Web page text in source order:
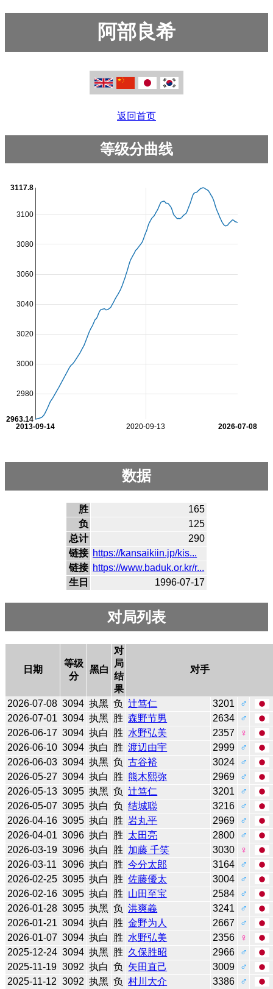
阿部良希
返回首页
等级分曲线
2020-09-13
2013-09-14 2026-07-08
2980
3000
3020
3040
3060
3080
3100
2963.14
3117.8
数据
胜
165
负
125
总计
290
链接 https://kansaikiin.jp/kis...
链接 https://www.baduk.or.kr/r...
生日
1996-07-17
对局列表
日期
等级
分
黑白
对
局
结
果
对手
2026-07-08 3094 执黑 负 辻笃仁 3201
♂
2026-07-01 3094 执黑 胜 森野节男 2634
♂
2026-06-17 3094 执白 胜 水野弘美 2357
♀
2026-06-10 3094 执白 胜 渡辺由宇 2999
♂
2026-06-03 3094 执黑 负 古谷裕 3024
♂
2026-05-27 3094 执白 胜 熊木熙弥 2969
♂
2026-05-13 3095 执黑 负 辻笃仁 3201
♂
2026-05-07 3095 执白 负 结城聪 3216
♂
2026-04-16 3095 执白 胜 岩丸平 2969
♂
2026-04-01 3096 执白 胜 太田亮 2800
♂
2026-03-19 3096 执白 胜 加藤 千笑 3030
♀
2026-03-11 3096 执白 胜 今分太郎 3164
♂
2026-02-25 3095 执白 胜 佐藤優太 3004
♂
2026-02-16 3095 执白 胜 山田至宝 2584
♂
2026-01-28 3095 执黑 负 洪爽義 3241
♂
2026-01-21 3094 执白 胜 金野为人 2667
♂
2026-01-07 3094 执白 胜 水野弘美 2356
♀
2025-12-24 3094 执黑 胜 久保胜昭 2966
♂
2025-11-19 3092 执白 负 矢田直己 3009
♂
2025-11-12 3092 执黑 负 村川大介 3386
♂